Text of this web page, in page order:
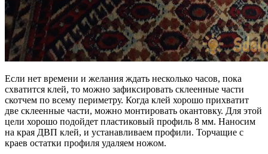
Если нет времени и желания ждать несколько часов, пока
схватится клей, то можно зафиксировать склеенные части
скотчем по всему периметру. Когда клей хорошо прихватит
две склеенные части, можно монтировать окантовку. Для этой
цели хорошо подойдет пластиковый профиль 8 мм. Наносим
на края ДВП клей, и устанавливаем профили. Торчащие с
краев остатки профиля удаляем ножом.